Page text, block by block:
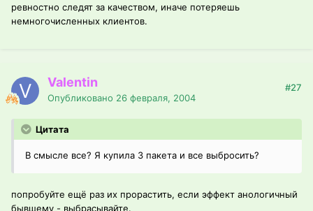
ревностно следят за качеством, иначе потеряешь
немногочисленных клиентов.
Valentin
Опубликовано 26 февраля, 2004
#27
Цитата
В смысле все? Я купила 3 пакета и все выбросить?
попробуйте ещё раз их прорастить, если эффект анологичный
бывшему - выбрасывайте.